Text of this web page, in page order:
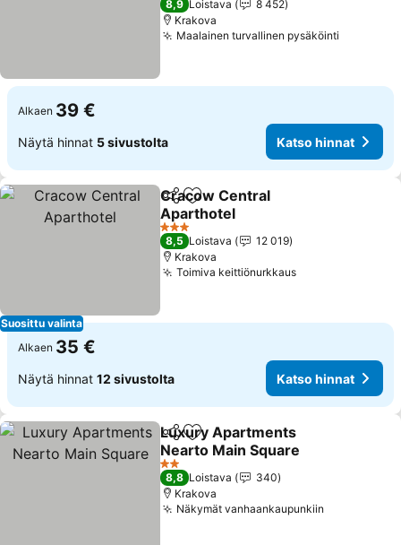
8,9 Loistava
8 452
Krakova
Maalainen turvallinen pysäköinti
Alkaen 39 €
Näytä hinnat 5 sivustolta Katso hinnat
Suosittu valinta
Jaa Lisää suosikkeihin
Cracow Central
Aparthotel
Katso hinnat
3 Tähtiluokitus
8,5 Loistava
12 019
Krakova
Toimiva keittiönurkkausKatso hinnat
Alkaen 35 €
Näytä hinnat 12 sivustolta Katso hinnat
Jaa Lisää suosikkeihin
Luxury Apartments
Nearto Main Square
Katso hinnat
2 Tähtiluokitus
8,8 Loistava
340
Krakova
Näkymät vanhaankaupunkiin